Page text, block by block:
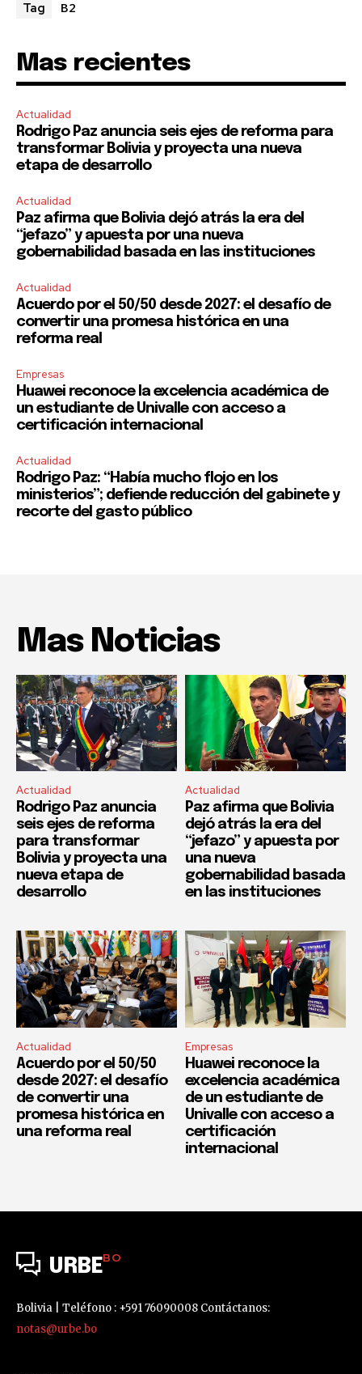
Tag B2
Mas recientes
Actualidad
Rodrigo Paz anuncia seis ejes de reforma para
transformar Bolivia y proyecta una nueva
etapa de desarrollo
Actualidad
Paz afirma que Bolivia dejó atrás la era del
“jefazo” y apuesta por una nueva
gobernabilidad basada en las instituciones
Actualidad
Acuerdo por el 50/50 desde 2027: el desafío de
convertir una promesa histórica en una
reforma real
Empresas
Huawei reconoce la excelencia académica de
un estudiante de Univalle con acceso a
certificación internacional
Actualidad
Rodrigo Paz: “Había mucho flojo en los
ministerios”; defiende reducción del gabinete y
recorte del gasto público
Mas Noticias
Actualidad
Rodrigo Paz anuncia
seis ejes de reforma
para transformar
Bolivia y proyecta una
nueva etapa de
desarrollo
Actualidad
Paz afirma que Bolivia
dejó atrás la era del
“jefazo” y apuesta por
una nueva
gobernabilidad basada
en las instituciones
Actualidad
Acuerdo por el 50/50
desde 2027: el desafío
de convertir una
promesa histórica en
una reforma real
Empresas
Huawei reconoce la
excelencia académica
de un estudiante de
Univalle con acceso a
certificación
internacional
URBEBO
Bolivia | Teléfono : +591 76090008 Contáctanos:
notas@urbe.bo